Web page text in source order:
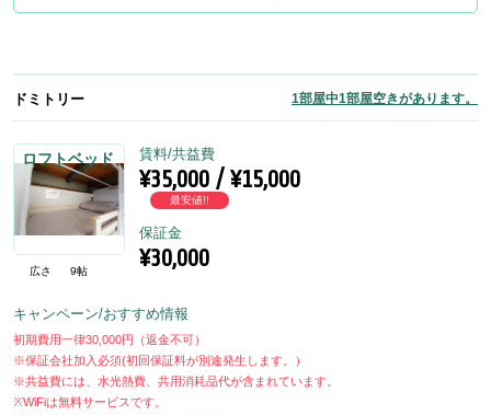
ドミトリー 1部屋中1部屋空きがあります。
ロフトベッド
広さ 9帖
賃料/共益費
¥35,000 / ¥15,000
最安値!!
保証金
¥30,000
キャンペーン/おすすめ情報
初期費用一律30,000円（返金不可）
※保証会社加入必須(初回保証料が別途発生します。）
※共益費には、水光熱費、共用消耗品代が含まれています。
※WiFiは無料サービスです。